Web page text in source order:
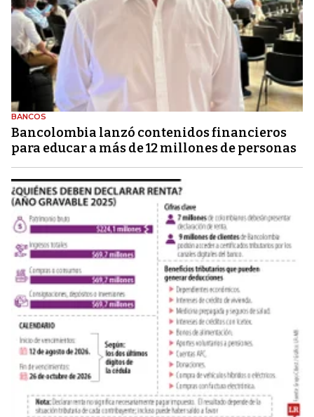
BANCOS
Bancolombia lanzó contenidos financieros
para educar a más de 12 millones de personas